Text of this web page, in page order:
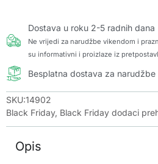
Dostava u roku 2-5 radnih dana
Ne vrijedi za narudžbe vikendom i
su informativni i proizlaze iz
Besplatna dostava za narudžbe
SKU:14902
Black Friday, Black Friday dodaci
Opis